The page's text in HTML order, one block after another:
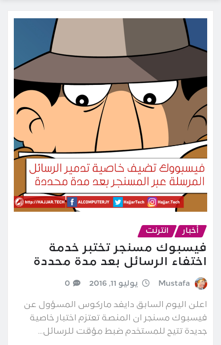
أخبار انترنت
فيسبوك مسنجر تختبر خدمة
اختفاء الرسائل بعد مدة محددة
Mustafa يوليو 11, 2016 0
اعلن اليوم السابق دايفد ماركوس المسؤول عن
فيسبوك مسنجر ان المنصة تعتزم اختبار خاصية
جديدة تتيح للمستخدم ضبط مؤقت للرسائل…